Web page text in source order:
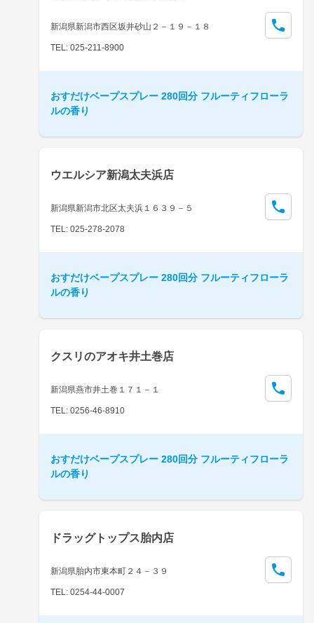
新潟県新潟市西区坂井砂山２－１９－１８
TEL: 025-211-8900
おすだけベープスプレー 280回分 フルーティフローラ
ルの香り
ウエルシア新潟太夫浜店
新潟県新潟市北区太夫浜１６３９－５
TEL: 025-278-2078
おすだけベープスプレー 280回分 フルーティフローラ
ルの香り
クスリのアオキ井土巻店
新潟県燕市井土巻１７１－１
TEL: 0256-46-8910
おすだけベープスプレー 280回分 フルーティフローラ
ルの香り
ドラッグトップス胎内店
新潟県胎内市東本町２４－３９
TEL: 0254-44-0007